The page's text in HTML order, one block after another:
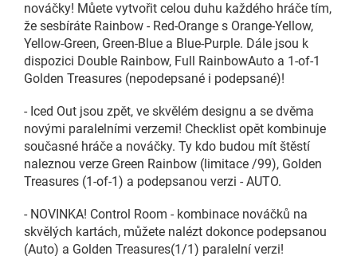
nováčky! Můete vytvořit celou duhu každého hráče tím,
že sesbíráte Rainbow - Red-Orange s Orange-Yellow,
Yellow-Green, Green-Blue a Blue-Purple. Dále jsou k
dispozici Double Rainbow, Full RainbowAuto a 1-of-1
Golden Treasures (nepodepsané i podepsané)!
- Iced Out jsou zpět, ve skvělém designu a se dvěma
novými paralelními verzemi! Checklist opět kombinuje
současné hráče a nováčky. Ty kdo budou mít štěstí
naleznou verze Green Rainbow (limitace /99), Golden
Treasures (1-of-1) a podepsanou verzi - AUTO.
- NOVINKA! Control Room - kombinace nováčků na
skvělých kartách, můžete nalézt dokonce podepsanou
(Auto) a Golden Treasures(1/1) paralelní verzi!